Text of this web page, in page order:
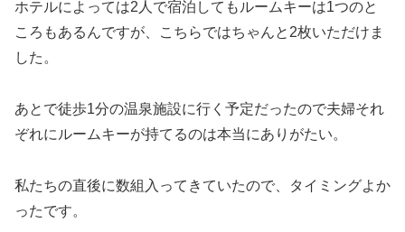
ホテルによっては2人で宿泊してもルームキーは1つのと
ころもあるんですが、こちらではちゃんと2枚いただけま
した。
あとで徒歩1分の温泉施設に行く予定だったので夫婦それ
ぞれにルームキーが持てるのは本当にありがたい。
私たちの直後に数組入ってきていたので、タイミングよか
ったです。